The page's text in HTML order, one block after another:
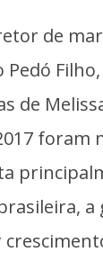
de
Pedó
de
foram
a